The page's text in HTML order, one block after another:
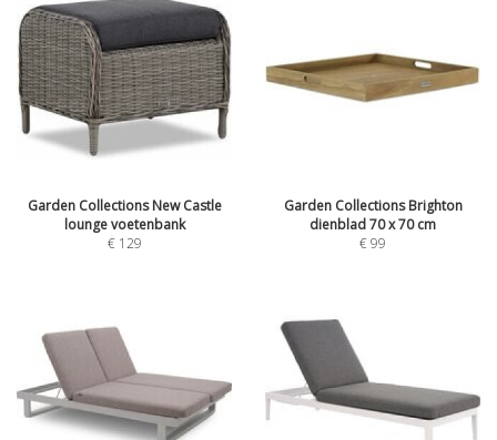
Garden Collections New Castle
lounge voetenbank
€ 129
Garden Collections Brighton
dienblad 70 x 70 cm
€99